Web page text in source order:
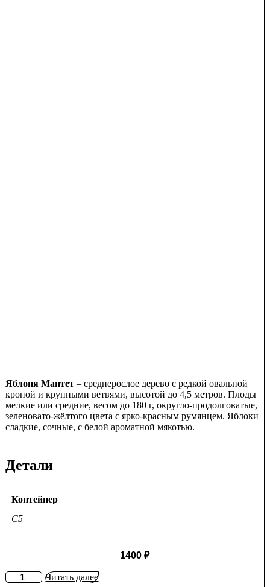
Яблоня Мантет – среднерослое дерево с редкой овальной
кроной и крупными ветвями, высотой до 4,5 метров. Плоды
мелкие или средние, весом до 180 г, округло-продолговатые,
зеленовато-жёлтого цвета с ярко-красным румянцем. Яблоки
сладкие, сочные, с белой ароматной мякотью.
Детали
Контейнер
C5
1400 ₽
КоличествоЧитать далее